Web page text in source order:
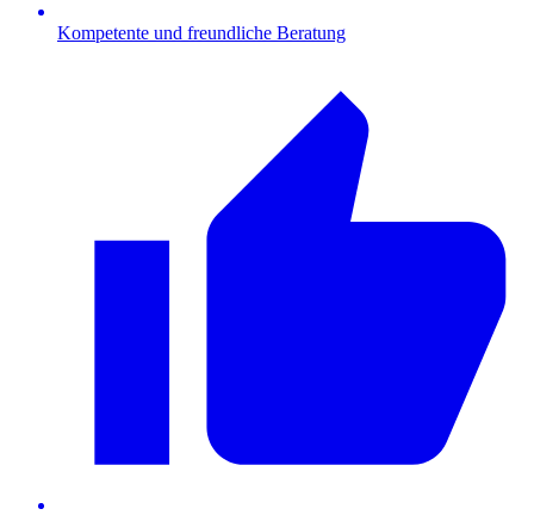
Kompetente und freundliche Beratung